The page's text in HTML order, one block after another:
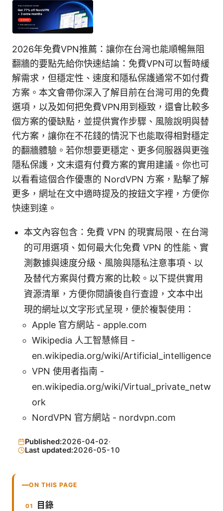
2026年免費VPN推薦：讓你在台灣也能順暢無阻
翻牆的要點先給你快速結論：免費VPN可以暫時緩
解需求，但穩定性、速度和隱私保護通常不如付費
方案。本文會帶你深入了解目前在台灣可用的免費
選項，以及如何把免費VPN用到極致，還會比較多
個方案的優缺點，並提供實作步驟、風險說明與替
代方案，讓你在不花錢的情況下也能取得相對穩定
的翻牆體驗。若你想要更穩定、更多伺服器與更強
隱私保護，文末還有付費方案的實用建議。你也可
以看看這個合作優惠的 NordVPN 方案，點擊了解
更多，網址在文中適時提及的按鈕文字裡，方便你
快速到達。
本文內容包含：免費 VPN 的現實局限、在台灣
的可用選項、如何最大化免費 VPN 的性能、實
測數據與速度分級、風險與隱私注意事項、以
及替代方案與付費方案的比較。以下提供實用
資源清單，方便你閱讀後自行查證，文本中出
現的網址以文字形式呈現，便於複製使用：
Apple 官方網站 - apple.com
Wikipedia 人工智慧條目 -
en.wikipedia.org/wiki/Artificial_intelligence
VPN 使用者指南 -
en.wikipedia.org/wiki/Virtual_private_netw
ork
NordVPN 官方網站 - nordvpn.com
Published:2026-04-02·
Last updated:2026-05-10
ON THIS PAGE
目錄